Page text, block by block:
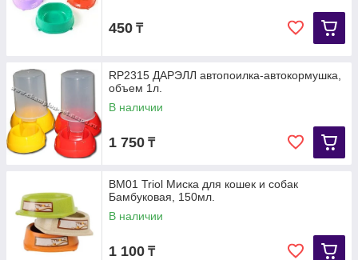
450 ₸
RP2315 ДАРЭЛЛ автопоилка-автокормушка,
объем 1л.
В наличии
1 750 ₸
BM01 Triol Миска для кошек и собак
Бамбуковая, 150мл.
В наличии
1 100 ₸